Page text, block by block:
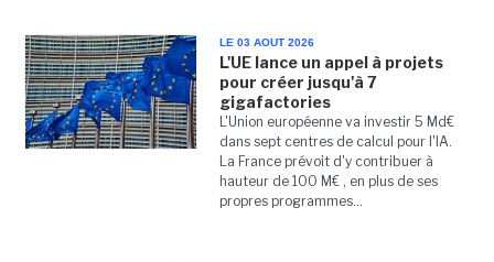
LE 03 AOUT 2026
L'UE lance un appel à projets
pour créer jusqu'à 7
gigafactories
L'Union européenne va investir 5 Md€
dans sept centres de calcul pour l'IA.
La France prévoit d'y contribuer à
hauteur de 100 M€ , en plus de ses
propres programmes...